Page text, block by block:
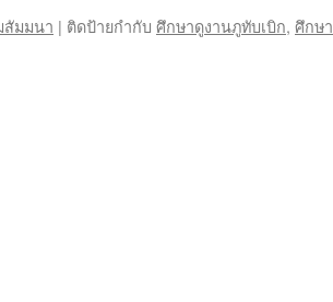
สัมมนา | ติดป้ายกำกับ ศึกษาดูงานภูทับเบิก, ศึกษ